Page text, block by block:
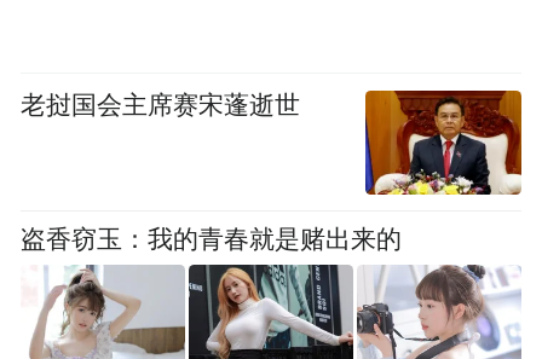
老挝国会主席赛宋蓬逝世
盗香窃玉：我的青春就是赌出来的